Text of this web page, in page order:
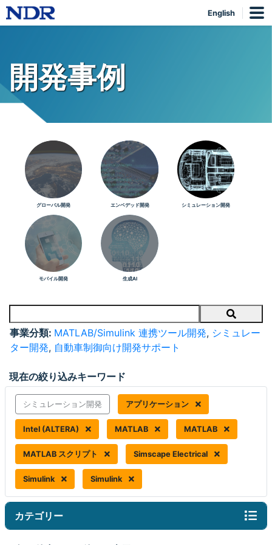
English
開発事例
グローバル開発 エンベデッド開発 シミュレーション開発
モバイル開発 生成AI
Search
事業分類: MATLAB/Simulink 連携ツール開発, シミュレー
ター開発, 自動車制御向け開発サポート
現在の絞り込みキーワード
シミュレーション開発 アプリケーション
Intel (ALTERA) MATLAB MATLAB
MATLAB スクリプト Simscape Electrical
Simulink Simulink
カテゴリー